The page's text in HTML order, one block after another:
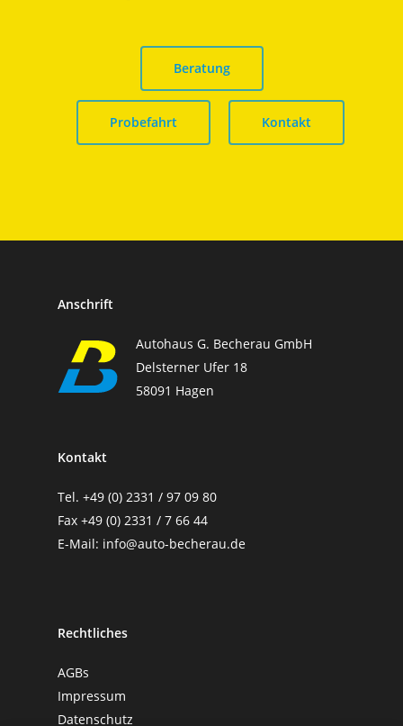
Beratung
Probefahrt Kontakt
Anschrift
Autohaus G. Becherau GmbH
Delsterner Ufer 18
58091 Hagen
Kontakt
Tel. +49 (0) 2331 / 97 09 80
Fax +49 (0) 2331 / 7 66 44
E-Mail: info@auto-becherau.de
Rechtliches
AGBs
Impressum
Datenschutz